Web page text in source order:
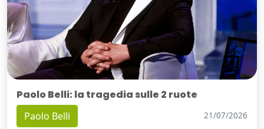
Paolo Belli: la tragedia sulle 2 ruote
Paolo Belli 21/07/2026